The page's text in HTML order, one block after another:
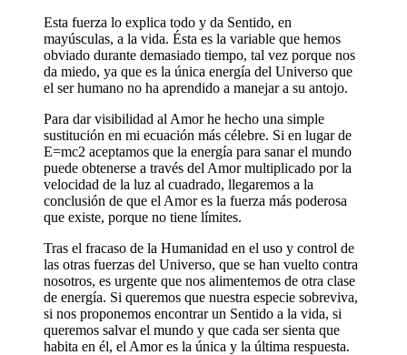
Esta fuerza lo explica todo y da Sentido, en
mayúsculas, a la vida. Ésta es la variable que hemos
obviado durante demasiado tiempo, tal vez porque nos
da miedo, ya que es la única energía del Universo que
el ser humano no ha aprendido a manejar a su antojo.
Para dar visibilidad al Amor he hecho una simple
sustitución en mi ecuación más célebre. Si en lugar de
E=mc2 aceptamos que la energía para sanar el mundo
puede obtenerse a través del Amor multiplicado por la
velocidad de la luz al cuadrado, llegaremos a la
conclusión de que el Amor es la fuerza más poderosa
que existe, porque no tiene límites.
Tras el fracaso de la Humanidad en el uso y control de
las otras fuerzas del Universo, que se han vuelto contra
nosotros, es urgente que nos alimentemos de otra clase
de energía. Si queremos que nuestra especie sobreviva,
si nos proponemos encontrar un Sentido a la vida, si
queremos salvar el mundo y que cada ser sienta que
habita en él, el Amor es la única y la última respuesta.